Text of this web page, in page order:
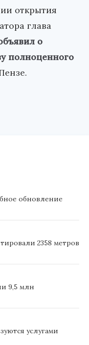
открытия
глава
о
полноценного
обновление
2358 метров
9,5 млн
услугами